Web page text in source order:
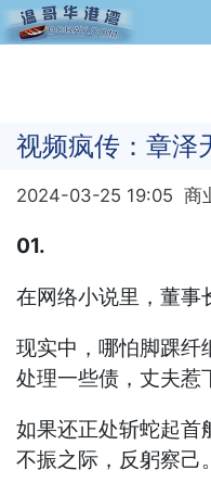
视频疯传：章泽
2024-03-25 19:05 商
01.
在网络小说里，董事
现实中，哪怕脚踝纤
处理一些债，丈夫惹
如果还正处斩蛇起首
不振之际，反躬察己。